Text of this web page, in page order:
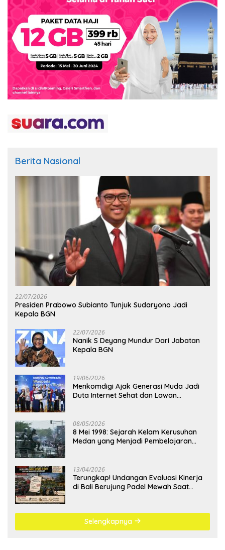
Berita Nasional
22/07/2026
Presiden Prabowo Subianto Tunjuk Sudaryono Jadi
Kepala BGN
22/07/2026
Nanik S Deyang Mundur Dari Jabatan
Kepala BGN
19/06/2026
Menkomdigi Ajak Generasi Muda Jadi
Duta Internet Sehat dan Lawan
08/05/2026
8 Mei 1998: Sejarah Kelam Kerusuhan
Medan yang Menjadi Pembelajaran
13/04/2026
Terungkap! Undangan Evaluasi Kinerja
di Bali Berujung Padel Mewah Saat
Selengkapnya